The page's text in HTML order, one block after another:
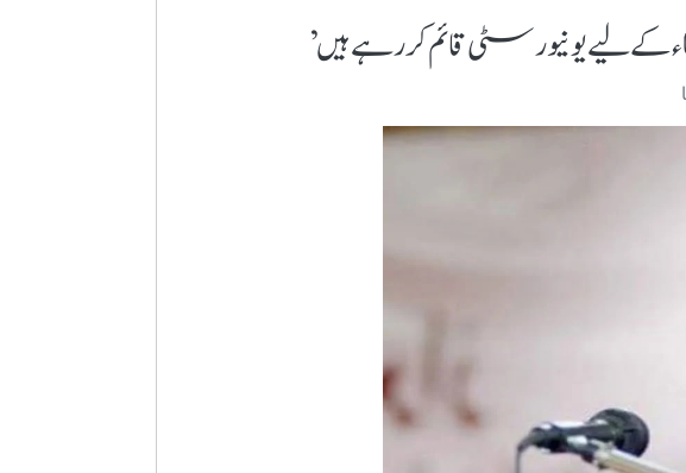
یونیورسٹی قائم کررہے ہیں’